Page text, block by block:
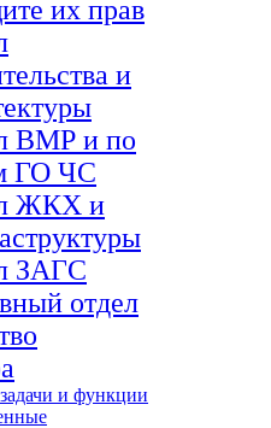
их прав
и
ВМР и по
ГО ЧС
ЖКХ и
ЗАГС
отдел
и функции